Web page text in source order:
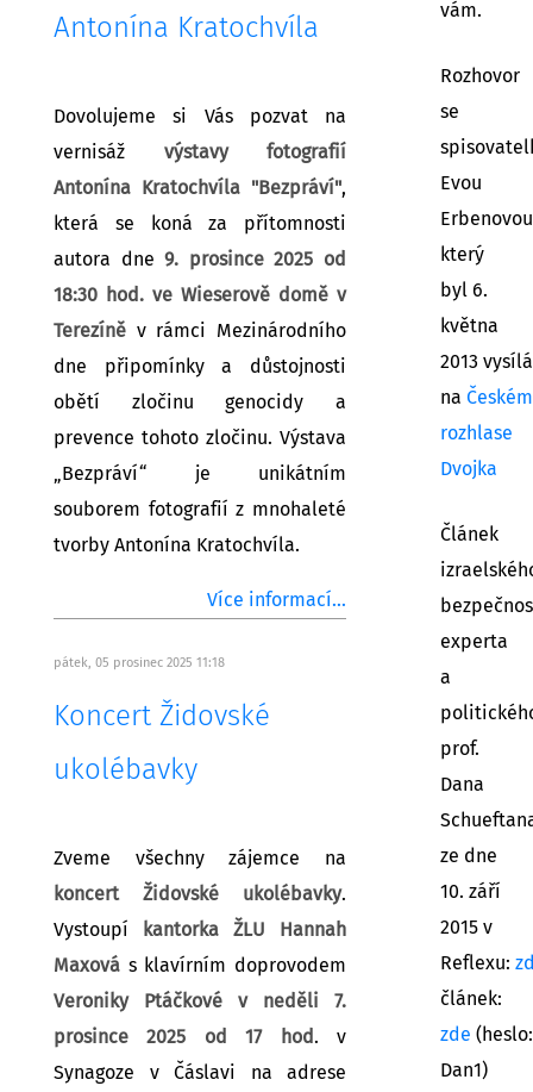
Antonína Kratochvíla
Dovolujeme si Vás pozvat na
vernisáž výstavy fotografií
Antonína Kratochvíla "Bezpráví",
která se koná za přítomnosti
autora dne9. prosince 2025 od
18:30 hod. ve Wieserově domě v
Terezíně v rámci Mezinárodního
dne připomínky a důstojnosti
obětí zločinu genocidy a
prevence tohoto zločinu. Výstava
„Bezpráví“ je unikátním
souborem fotografií z mnohaleté
tvorby Antonína Kratochvíla.
Více informací...
pátek, 05 prosinec 2025 11:18
Koncert Židovské
ukolébavky
Zveme všechny zájemce na
koncert Židovské ukolébavky.
Vystoupí
kantorka ŽLU Hannah
Maxová s klavírním doprovodem
Veroniky Ptáčkové v neděli 7.
prosince 2025 od 17 hod. v
Synagoze v Čáslavi na adrese
vám.
Rozhovor
se
Evou
který
byl 6.
května
2013
na Českém
rozhlase
Dvojka
Článek
experta
a
prof.
Dana
ze dne
10. září
2015 v
Reflexu:
článek:
zde (heslo:
Dan1)